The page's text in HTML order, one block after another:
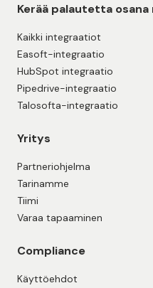
Kerää palautetta
Kaikki integraatiot
Easoft-integraatio
HubSpot integraatio
Pipedrive-integraatio
Talosofta-integraatio
Yritys
Partneriohjelma
Tarinamme
Tiimi
Varaa tapaaminen
Compliance
Käyttöehdot